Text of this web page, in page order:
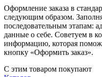
Оформление заказа в
следующим образом.
последовательным этапам:
данные о себе. Советуем в
информацию, которая
кнопку «Оформить заказ».
С этим товаром покупают